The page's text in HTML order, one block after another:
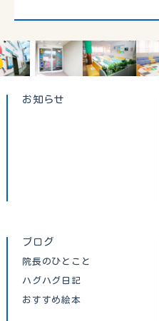
お知らせ
ブログ
院長のひとこと
ハグハグ日記
おすすめ絵本